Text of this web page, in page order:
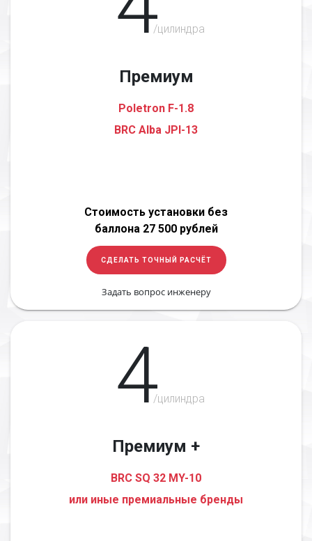
/цилиндра
Премиум
Poletron F-1.8
BRC Alba JPI-13
Стоимость установки без
баллона 27 500 рублей
СДЕЛАТЬ ТОЧНЫЙ РАСЧЁТ
Задать вопрос инженеру
4/цилиндра
Премиум +
BRC SQ 32 MY-10
или иные премиальные бренды